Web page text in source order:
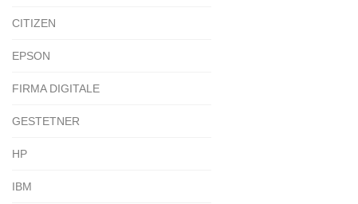
CITIZEN
EPSON
FIRMA DIGITALE
GESTETNER
HP
IBM